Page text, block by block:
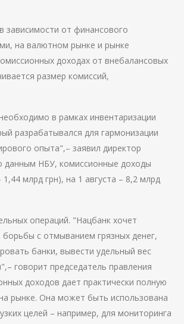
от финансового
на валютном рынке и рынке
доходах от внебалансовых
размер комиссий,
в рамках инвентаризации
разрабатывался для гармонизации
опыта",– заявил директор
данным НБУ, комиссионные доходы
млрд грн), на 1 августа – 8,2 млрд
операций. "Нацбанк хочет
с отмыванием грязных денег,
банки, вывести удельный вес
говорит председатель правления
доходов дает практически полную
рынке. Она может быть использована
целей – например, для мониторинга